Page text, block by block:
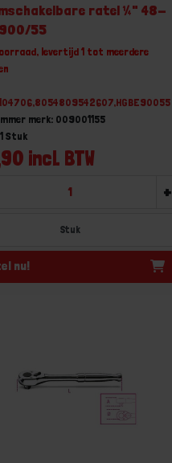
ratel ¼" 48-
55
levertijd 1 tot meerdere
merk: 009001155
incl. BTW
Stuk
+
Stuk
nu!